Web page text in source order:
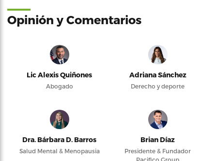
Opinión y Comentarios
Lic Alexis Quiñones
Abogado
Adriana Sánchez
Derecho y deporte
Dra. Bárbara D. Barros
Salud Mental & Menopausia
Brian Díaz
Presidente & Fundador
Pacifico Group